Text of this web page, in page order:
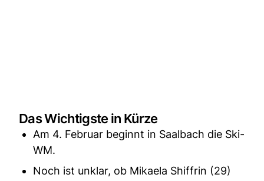
Das Wichtigste in Kürze
Am 4. Februar beginnt in Saalbach die Ski-
WM.
Noch ist unklar, ob Mikaela Shiffrin (29)